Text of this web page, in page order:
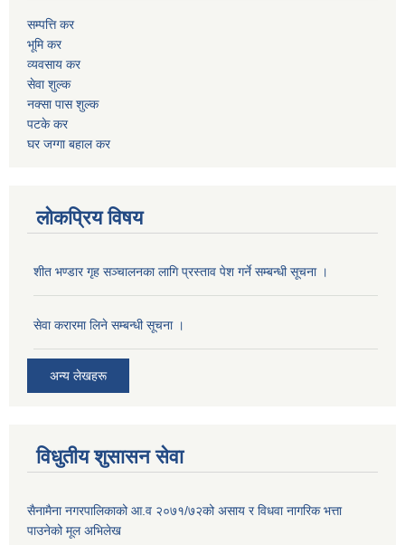
सम्पत्ति कर
भूमि कर
व्यवसाय कर
सेवा शुल्क
नक्सा पास शुल्क
पटके कर
घर जग्गा बहाल कर
लोकप्रिय विषय
शीत भण्डार गृह सञ्चालनका लागि प्रस्ताव पेश गर्ने सम्बन्धी सूचना ।
सेवा करारमा लिने सम्बन्धी सूचना ।
अन्य लेखहरू
विधुतीय शुसासन सेवा
सैनामैना नगरपालिकाको आ.व २०७१/७२को असाय र विधवा नागरिक भत्ता
पाउनेको मूल अभिलेख